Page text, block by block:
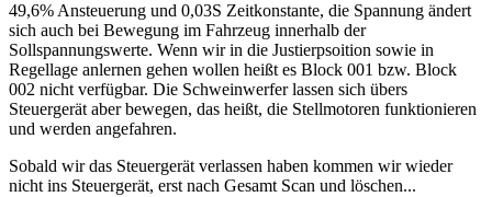
49,6% Ansteuerung und 0,03S Zeitkonstante, die Spannung ändert
sich auch bei Bewegung im Fahrzeug innerhalb der
Sollspannungswerte. Wenn wir in die Justierpsoition sowie in
Regellage anlernen gehen wollen heißt es Block 001 bzw. Block
002 nicht verfügbar. Die Schweinwerfer lassen sich übers
Steuergerät aber bewegen, das heißt, die Stellmotoren funktionieren
und werden angefahren.
Sobald wir das Steuergerät verlassen haben kommen wir wieder
nicht ins Steuergerät, erst nach Gesamt Scan und löschen...